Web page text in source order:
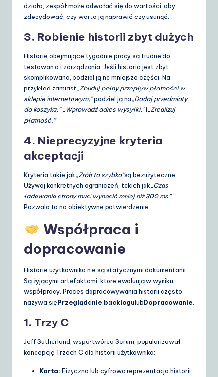
działa, zespół może odwołać się do wartości, aby
zdecydować, czy warto ją naprawić czy usunąć.
3. Robienie historii zbyt dużych
Historie obejmujące tygodnie pracy są trudne do
testowania i zarządzania. Jeśli historia jest zbyt
skomplikowana, podziel ją na mniejsze części. Na
przykład zamiast„Zbuduj pełny przepływ płatności w
sklepie internetowym,”podziel ją na„Dodaj przedmioty
do koszyka,” „Wprowadź adres wysyłki,”i„Zrealizuj
płatność.”
4. Nieprecyzyjne kryteria
akceptacji
Kryteria takie jak„Zrób to szybko”są bezużyteczne.
Używaj konkretnych ograniczeń, takich jak„Czas
ładowania strony musi wynosić mniej niż 300 ms”.
Pozwala to na obiektywne potwierdzenie.
Współpraca i
dopracowanie
Historie użytkownika nie są statycznymi dokumentami.
Są żyjącymi artefaktami, które ewoluują w wyniku
współpracy. Proces dopracowywania historii często
nazywa sięPrzeglądanie backlogulubDopracowanie.
1. Trzy C
Jeff Sutherland, współtwórca Scrum, popularizował
koncepcję Trzech C dla historii użytkownika:
Karta: Fizyczna lub cyfrowa reprezentacja historii